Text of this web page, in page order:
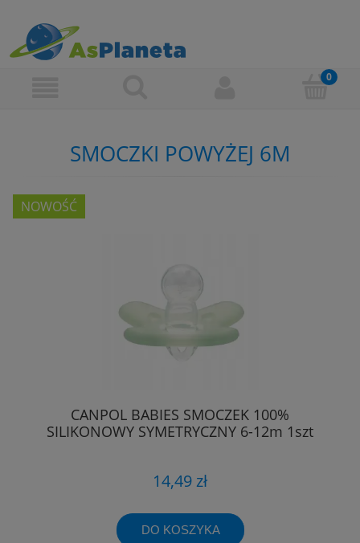
SMOCZKI POWYŻEJ 6M
CANPOL BABIES SMOCZEK 100%
SILIKONOWY SYMETRYCZNY 6-12m 1szt
14,49 zł
DO KOSZYKA
NOWOŚĆ